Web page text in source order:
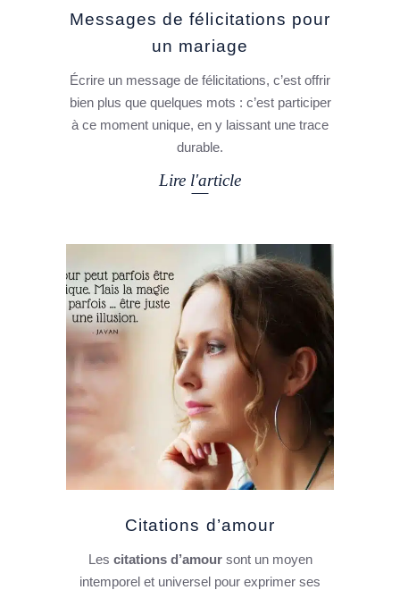
Messages de félicitations pour
un mariage
Écrire un message de félicitations, c’est offrir
bien plus que quelques mots : c’est participer
à ce moment unique, en y laissant une trace
durable.
Lire l'article
Citations d’amour
Les citations d’amoursont un moyen
intemporel et universel pour exprimer ses